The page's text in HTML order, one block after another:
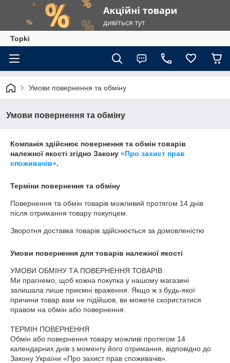
Topki
Умови повернення та обміну
Умови повернення та обміну
Компанія здійснює повернення та обмін товарів
належної якості згідно Закону «Про захист прав
споживачів».
Терміни повернення та обміну
Повернення та обмін товарів можливий протягом 14 днів
після отримання товару покупцем.
Зворотня доставка товарів здійснюється за домовленістю
Умови повернення для товарів належної якості
УМОВИ ОБМІНУ ТА ПОВЕРНЕННЯ ТОВАРІВ
Ми прагнемо, щоб кожна покупка у нашому магазині
залишала лише приємні враження. Якщо ж з будь-якої
причини товар вам не підійшов, ви можете скористатися
правом на обмін або повернення.
ТЕРМІН ПОВЕРНЕННЯ
Обмін або повернення товару можливі протягом 14
календарних днів з моменту його отримання, відповідно до
Закону України «Про захист прав споживачів».